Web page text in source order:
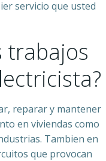
servicio que usted
trabajos
reparar y mantener
en viviendas como
Tambien en
que provocan